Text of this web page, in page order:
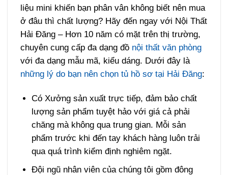
liệu mini khiến bạn phân vân không biết nên mua
ở đâu thì chất lượng? Hãy đến ngay với Nội Thất
Hải Đăng – Hơn 10 năm có mặt trên thị trường,
chuyên cung cấp đa dạng đồ nội thất văn phòng
với đa dạng mẫu mã, kiểu dáng. Dưới đây là
những lý do bạn nên chọn tủ hồ sơ tại Hải Đăng:
Có Xưởng sản xuất trực tiếp, đảm bảo chất
lượng sản phẩm tuyệt hảo với giá cả phải
chăng mà không qua trung gian. Mỗi sản
phẩm trước khi đến tay khách hàng luôn trải
qua quá trình kiểm định nghiêm ngặt.
Đội ngũ nhân viên của chúng tôi gồm đông